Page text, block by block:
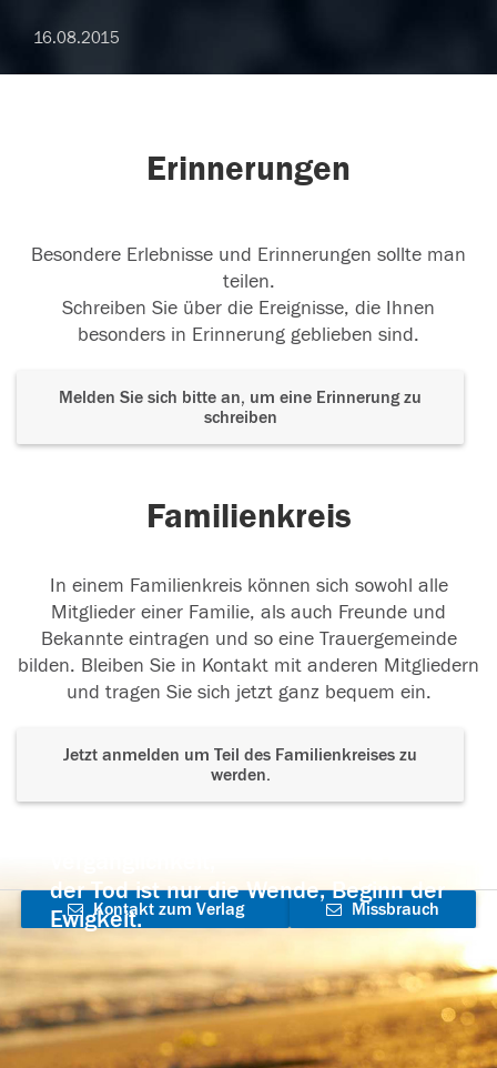
16.08.2015
Erinnerungen
Besondere Erlebnisse und Erinnerungen sollte man
teilen.
Schreiben Sie über die Ereignisse, die Ihnen
besonders in Erinnerung geblieben sind.
Melden Sie sich bitte an, um eine Erinnerung zu
schreiben
Familienkreis
In einem Familienkreis können sich sowohl alle
Mitglieder einer Familie, als auch Freunde und
Bekannte eintragen und so eine Trauergemeinde
bilden. Bleiben Sie in Kontakt mit anderen Mitgliedern
und tragen Sie sich jetzt ganz bequem ein.
Jetzt anmelden um Teil des Familienkreises zu
werden.
der Tod ist nur die Wende, Beginn der
Ewigkeit.
Kontakt zum Verlag
aufnehmen
Missbrauch